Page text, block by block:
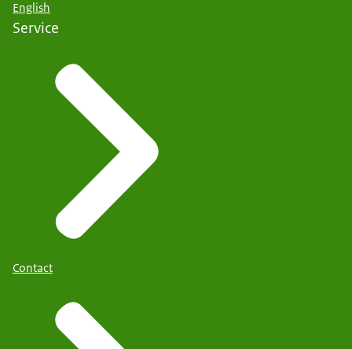
English
Service
Contact